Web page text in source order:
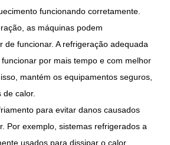
funcionando corretamente.
as máquinas podem
de funcionar. A refrigeração adequada
por mais tempo e com melhor
mantém os equipamentos seguros,
calor.
para evitar danos causados
Por exemplo, sistemas refrigerados a
usados para dissipar o calor